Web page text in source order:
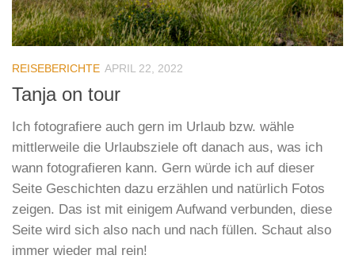
REISEBERICHTE APRIL 22, 2022
Tanja on tour
Ich fotografiere auch gern im Urlaub bzw. wähle
mittlerweile die Urlaubsziele oft danach aus, was ich
wann fotografieren kann. Gern würde ich auf dieser
Seite Geschichten dazu erzählen und natürlich Fotos
zeigen. Das ist mit einigem Aufwand verbunden, diese
Seite wird sich also nach und nach füllen. Schaut also
immer wieder mal rein!